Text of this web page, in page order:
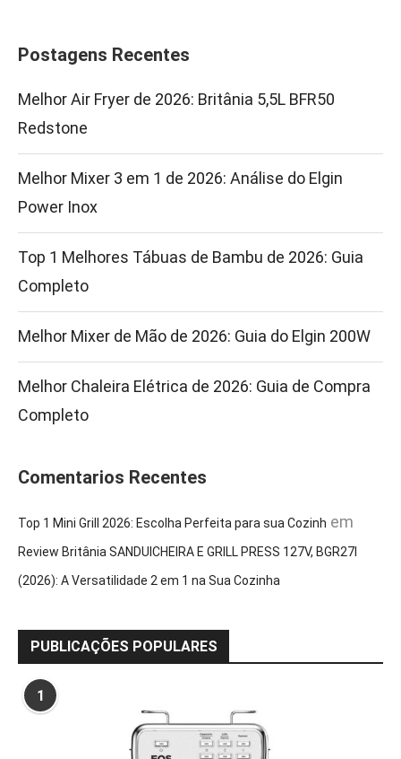
Postagens Recentes
Melhor Air Fryer de 2026: Britânia 5,5L BFR50
Redstone
Melhor Mixer 3 em 1 de 2026: Análise do Elgin
Power Inox
Top 1 Melhores Tábuas de Bambu de 2026: Guia
Completo
Melhor Mixer de Mão de 2026: Guia do Elgin 200W
Melhor Chaleira Elétrica de 2026: Guia de Compra
Completo
Comentarios Recentes
Top 1 Mini Grill 2026: Escolha Perfeita para sua Cozinh em
Review Britânia SANDUICHEIRA E GRILL PRESS 127V, BGR27I
(2026): A Versatilidade 2 em 1 na Sua Cozinha
PUBLICAÇÕES POPULARES
1